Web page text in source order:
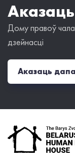
Дому правоў
дзейнасці
Аказаць